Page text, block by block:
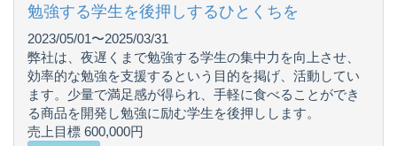
勉強する学生を後押しするひとくちを
2023/05/01〜2025/03/31
弊社は、夜遅くまで勉強する学生の集中力を向上させ、
効率的な勉強を支援するという目的を掲げ、活動してい
ます。少量で満足感が得られ、手軽に食べることができ
る商品を開発し勉強に励む学生を後押しします。
売上目標 600,000円